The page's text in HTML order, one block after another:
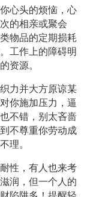
心头的烦恼，心
的相亲或聚会
物品的定期损耗
工作上的障碍明
资源。
力并大方原谅某
你施加压力，逼
不错，别太吝啬
不尊重你劳动成
理。
性，有人也来考
润，但一个人的